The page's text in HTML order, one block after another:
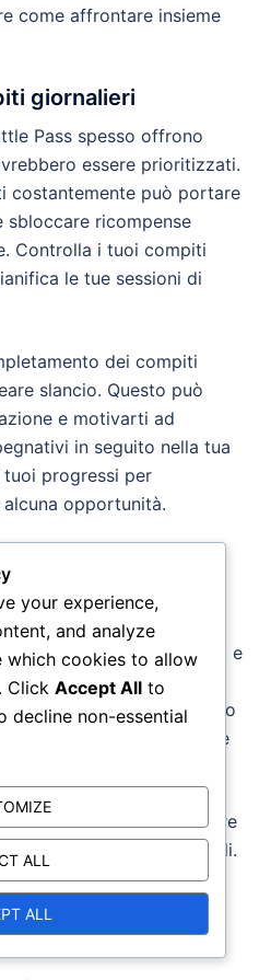
come affrontare insieme
giornalieri
Pass spesso offrono
essere prioritizzati.
costantemente può portare
sbloccare ricompense
Controlla i tuoi compiti
le tue sessioni di
dei compiti
slancio. Questo può
e motivarti ad
in seguito nella tua
tuoi progressi per
opportunità.
di gioco che
delle sfide del
per localizzare gli obiettivi e
L’interfaccia del
le sfide per tipo, rendendo
si adattano al tuo attuale
in-game per rimanere
e sulle sfide speciali.
può fornire ricompense
più sfide
your experience,
and analyze
which cookies to allow
. Click Accept All to
decline non-essential
ALL
ALL